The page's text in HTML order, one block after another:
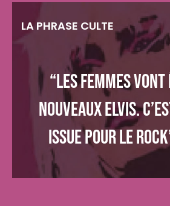
LA PHRASE CULTE
“Les femmes
nouveaux Elvis.
issue pour le